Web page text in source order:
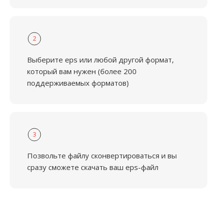
2
Выберите eps или любой другой формат,
который вам нужен (более 200
поддерживаемых форматов)
3
Позвольте файлу сконвертироваться и вы
сразу сможете скачать ваш eps-файл